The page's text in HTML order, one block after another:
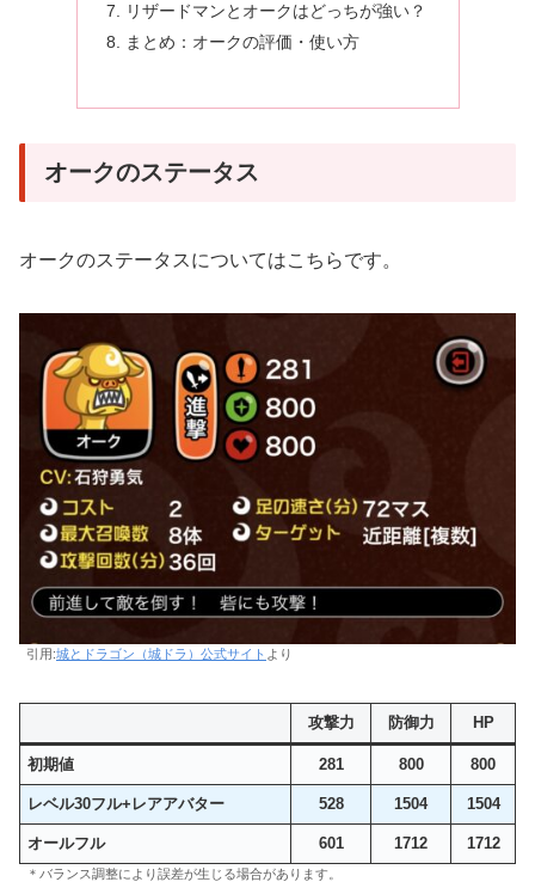
リザードマンとオークはどっちが強い？
まとめ：オークの評価・使い方
オークのステータス
オークのステータスについてはこちらです。
引用:城とドラゴン（城ドラ）公式サイト より
攻撃力 防御力 HP
初期値 281 800 800
レベル30フル+レアアバター 528 1504 1504
オールフル 601 1712 1712
＊バランス調整により誤差が生じる場合があります。